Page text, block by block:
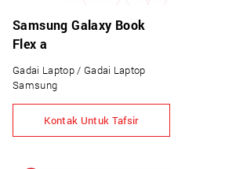
Samsung Galaxy Book
Flex a
Gadai Laptop / Gadai Laptop
Samsung
Kontak Untuk Tafsir